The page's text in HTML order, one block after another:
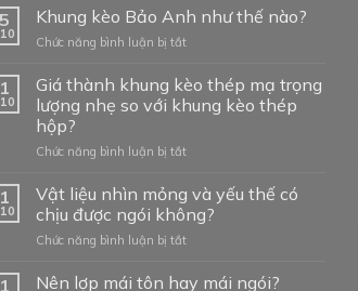
Khung kèo Bảo Anh như thế nào?
Chức năng bình luận bị tắtở
kèo
Bảo
Anh
thế
Giá thành khung kèo thép mạ trọng
lượng nhẹ so với khung kèo thép
hộp?
Chức năng bình luận bị tắtở
thành
khung
kèo
thép
trọng
Vật liệu nhìn mỏng và yếu thế có
chịu được ngói không?
Chức năng bình luận bị tắtở
Nên lợp mái tôn hay mái ngói?